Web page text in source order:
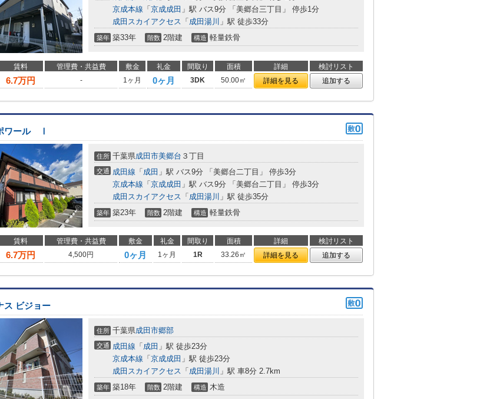
京成本線 「 京成成田 」駅 バス9分 「美郷台三丁目」 停歩1分
成田スカイアクセス 「 成田湯川 」駅 徒歩33分
築年 築33年 階数 2階建 構造 軽量鉄骨
賃料 管理費・共益費 敷金 礼金 間取り 面積 詳細
検討リスト
6.7万円 - 1ヶ月 0ヶ月 3DK 50.00㎡ 詳細を見る 追加する
ワール Ⅰ
住所 千葉県成田市美郷台 ３丁目
交通 成田線 「 成田 」駅 バス9分 「美郷台二丁目」 停歩3分
京成本線 「 京成成田 」駅 バス9分 「美郷台二丁目」 停歩3分
成田スカイアクセス 「 成田湯川 」駅 徒歩35分
築年 築23年 階数 2階建 構造 軽量鉄骨
賃料 管理費・共益費 敷金 礼金 間取り 面積 詳細
検討リスト
6.7万円 4,500円 0ヶ月 1ヶ月 1R 33.26㎡ 詳細を見る 追加する
ス ビジョー
住所 千葉県成田市郷部
交通 成田線 「 成田 」駅 徒歩23分
京成本線 「 京成成田 」駅 徒歩23分
成田スカイアクセス 「 成田湯川 」駅 車8分 2.7km
築年 築18年 階数 2階建 構造 木造